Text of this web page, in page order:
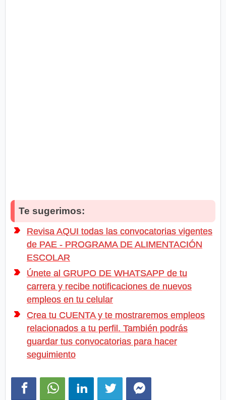
Te sugerimos:
Revisa AQUI todas las convocatorias vigentes
de PAE - PROGRAMA DE ALIMENTACIÓN
ESCOLAR
Únete al GRUPO DE WHATSAPP de tu
carrera y recibe notificaciones de nuevos
empleos en tu celular
Crea tu CUENTA y te mostraremos empleos
relacionados a tu perfil. También podrás
guardar tus convocatorias para hacer
seguimiento